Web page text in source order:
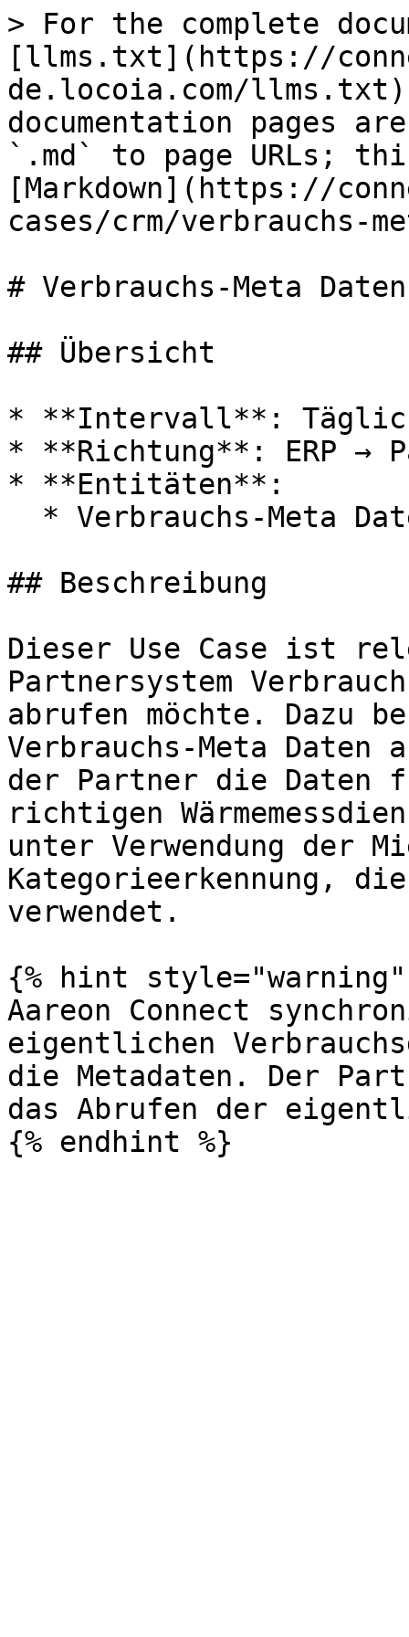
> For the complete
[llms.txt](https://
de.locoia.com/
documentation pages
`.md` to page URLs;
[Markdown](https://
cases/crm/verbrauchs-
# Verbrauchs-Meta Daten
## Übersicht
* **Intervall**:
* **Richtung**: ERP →
* **Entitäten**:
## Beschreibung
Dieser Use Case ist
Partnersystem
abrufen möchte. Dazu
Verbrauchs-Meta Daten
der Partner die Daten
richtigen
unter Verwendung der
Kategorieerkennung, die
verwendet.
{% hint style="warning"
Aareon Connect
eigentlichen
die Metadaten. Der
das Abrufen der